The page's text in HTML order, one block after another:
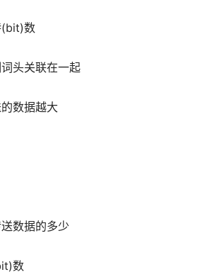
(bit)数
头关联在一起
数据越大
数据的多少
数